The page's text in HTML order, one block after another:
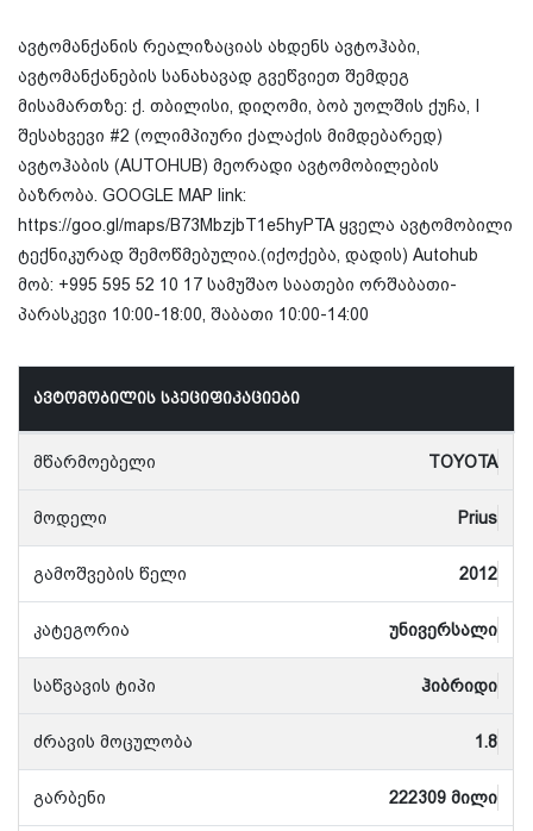
ავტომანქანის რეალიზაციას ახდენს ავტოჰაბი,
ავტომანქანების სანახავად გვეწვიეთ შემდეგ
მისამართზე: ქ. თბილისი, დიღომი, ბობ უოლშის ქუჩა, I
შესახვევი #2 (ოლიმპიური ქალაქის მიმდებარედ)
ავტოჰაბის (AUTOHUB) მეორადი ავტომობილების
ბაზრობა. GOOGLE MAP link:
https://goo.gl/maps/B73MbzjbT1e5hyPTA ყველა ავტომობილი
ტექნიკურად შემოწმებულია.(იქოქება, დადის) Autohub
მობ: +995 595 52 10 17 სამუშაო საათები ორშაბათი-
პარასკევი 10:00-18:00, შაბათი 10:00-14:00
ავტომობილის სპეციფიკაციები
მწარმოებელი TOYOTA
მოდელი Prius
გამოშვების წელი 2012
კატეგორია უნივერსალი
საწვავის ტიპი ჰიბრიდი
ძრავის მოცულობა 1.8
გარბენი 222309 მილი